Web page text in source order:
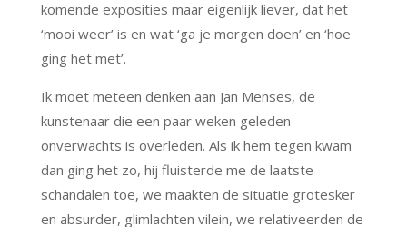
komende exposities maar eigenlijk liever, dat het
‘mooi weer’ is en wat ‘ga je morgen doen’ en ‘hoe
ging het met’.
Ik moet meteen denken aan Jan Menses, de
kunstenaar die een paar weken geleden
onverwachts is overleden. Als ik hem tegen kwam
dan ging het zo, hij fluisterde me de laatste
schandalen toe, we maakten de situatie grotesker
en absurder, glimlachten vilein, we relativeerden de